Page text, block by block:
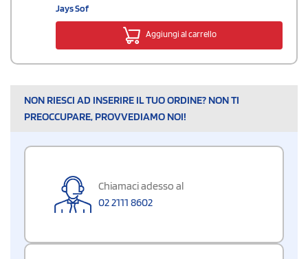
Jays Sof
Aggiungi al carrello
NON RIESCI AD INSERIRE IL TUO ORDINE? NON TI
PREOCCUPARE, PROVVEDIAMO NOI!
Chiamaci adesso al
02 2111 8602